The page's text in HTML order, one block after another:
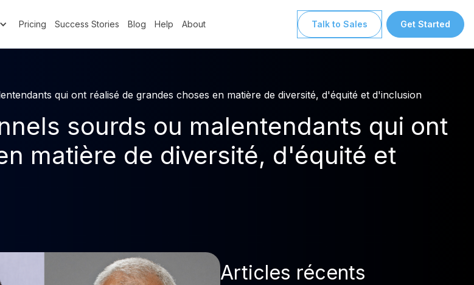
Pricing Success Stories Blog Help About Talk to Sales Get Started
qui ont réalisé de grandes choses en matière de diversité, d'équité et d'inclusion
sourds ou malentendants qui ont
matière de diversité, d'équité et
Articles récents